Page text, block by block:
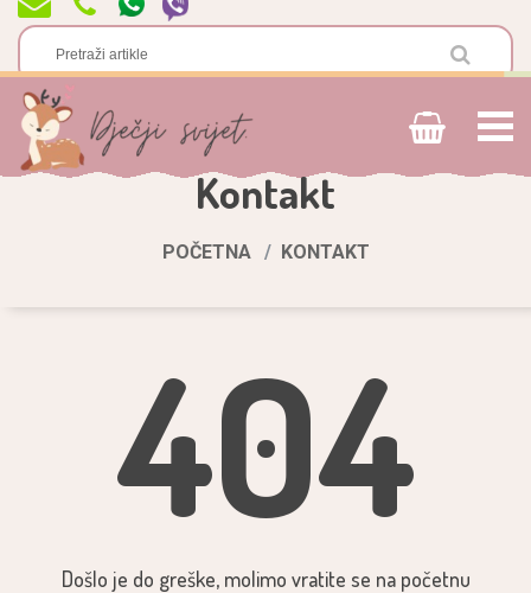
Kontakt
POČETNA KONTAKT
404
Došlo je do greške, molimo vratite se na početnu